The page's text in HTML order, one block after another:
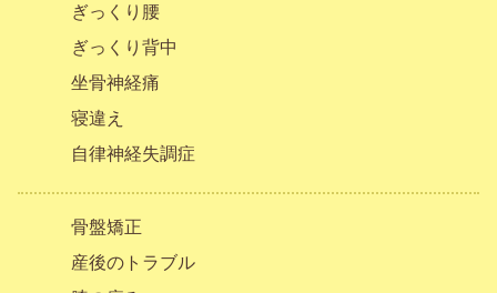
ぎっくり腰
ぎっくり背中
坐骨神経痛
寝違え
自律神経失調症
骨盤矯正
産後のトラブル